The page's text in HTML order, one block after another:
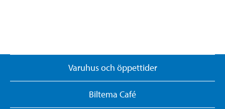
Varuhus och öppettider
Biltema Café